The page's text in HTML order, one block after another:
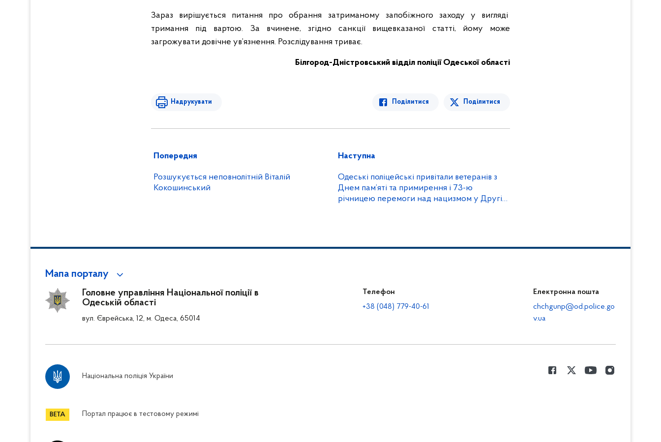
Зараз вирішується питання про обрання затриманому запобіжного заходу у вигляді
тримання під вартою. За вчинене, згідно санкції вищевказаної статті, йому може
загрожувати довічне ув’язнення. Розслідування триває.
Білгород-Дністровський відділ поліції Одеської області
Надрукувати Поділитися Поділитися
Попередня
Розшукується неповнолітній Віталій
Кокошинський
Наступна
Одеські поліцейські привітали ветеранів з
Днем пам’яті та примирення і 73-ю
річницею перемоги над нацизмом у Другій
Мапа порталу
Головне управління Національної поліції в
Одеській області
вул. Єврейська, 12, м. Одеса, 65014
Телефон
+38 (048) 779-40-61
Електронна пошта
chchgunp@od.police.go
v.ua
Національна поліція України
Портал працює в тестовому режимі